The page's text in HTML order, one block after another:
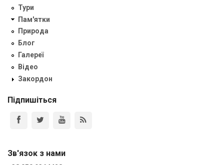
Тури
Пам'ятки
Природа
Блог
Галереї
Відео
Закордон
Підпишіться
Зв'язок з нами